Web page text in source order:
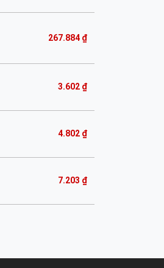
267.884 ₫
3.602 ₫
4.802 ₫
7.203 ₫